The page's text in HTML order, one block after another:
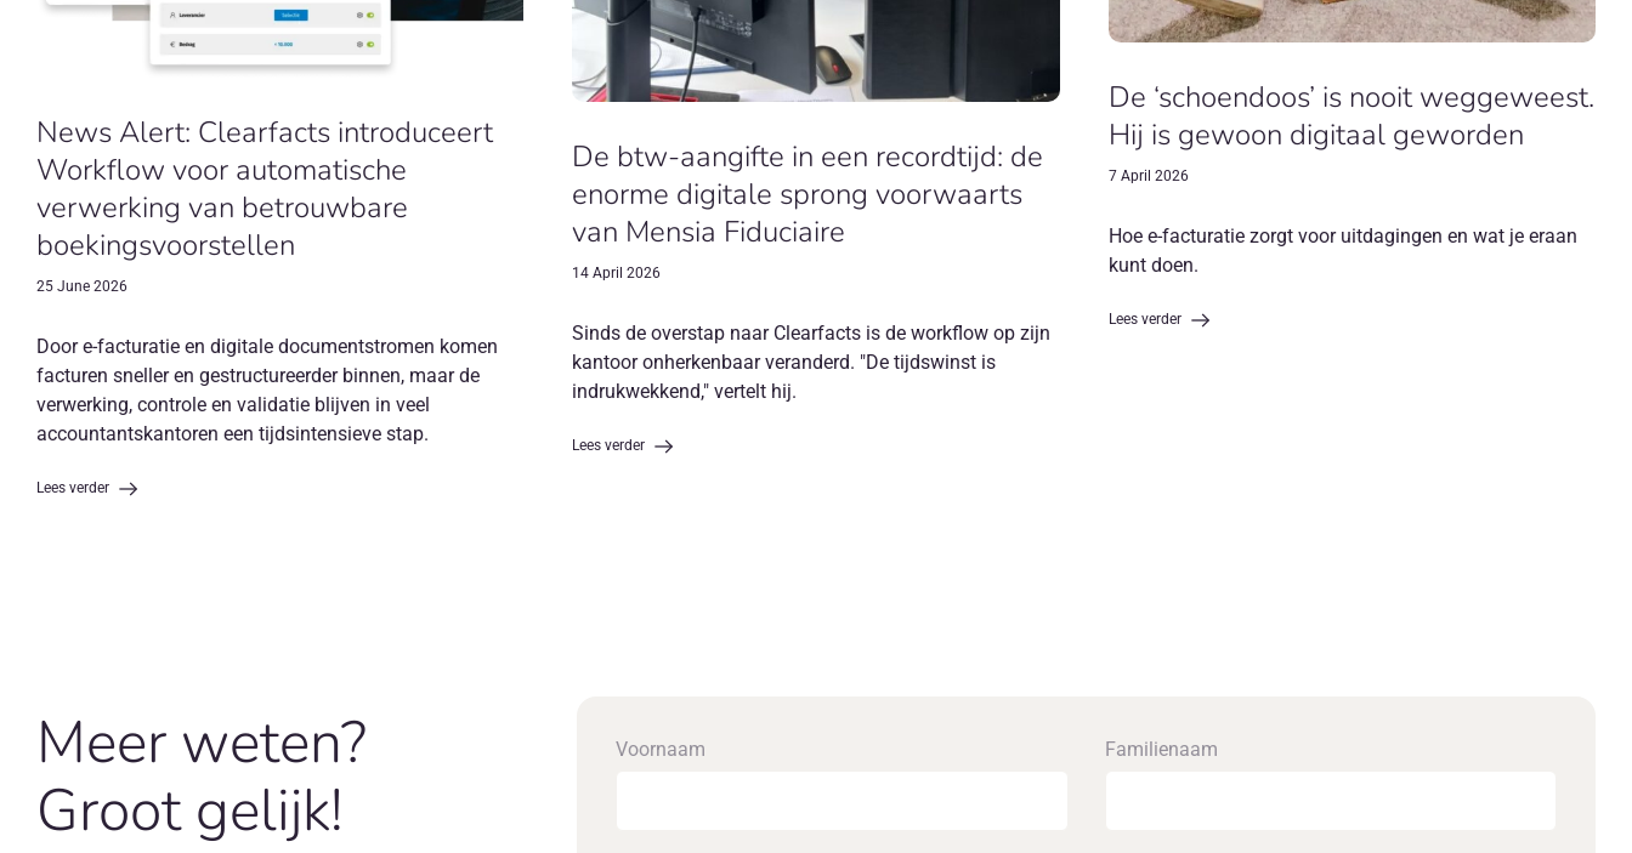
News Alert: Clearfacts introduceert
Workflow voor automatische
verwerking van betrouwbare
boekingsvoorstellen
25 June 2026
Door e-facturatie en digitale documentstromen komen
facturen sneller en gestructureerder binnen, maar de
verwerking, controle en validatie blijven in veel
accountantskantoren een tijdsintensieve stap.
Lees verder
De btw-aangifte in een recordtijd: de
enorme digitale sprong voorwaarts
van Mensia Fiduciaire
14 April 2026
Sinds de overstap naar Clearfacts is de workflow op zijn
kantoor onherkenbaar veranderd. "De tijdswinst is
indrukwekkend," vertelt hij.
Lees verder
De ‘schoendoos’ is nooit weggeweest.
Hij is gewoon digitaal geworden
7 April 2026
Hoe e-facturatie zorgt voor uitdagingen en wat je eraan
kunt doen.
Lees verder
Meer weten?
Groot gelijk!
Voornaam Familienaam